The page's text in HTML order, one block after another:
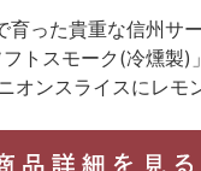
育った貴重な信州サ
トスモーク(冷燻製)
オンスライスにレモ